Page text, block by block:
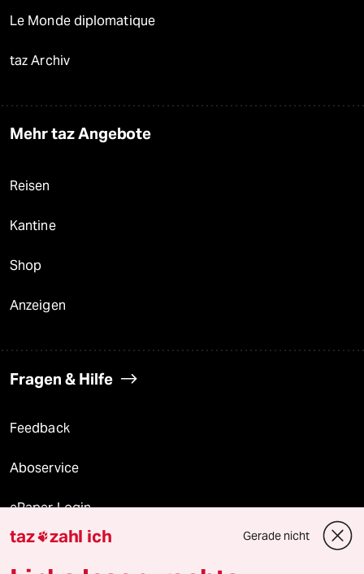
Le Monde diplomatique
taz Archiv
Mehr taz Angebote
Reisen
Kantine
Shop
Anzeigen
Fragen & Hilfe
Feedback
Aboservice
ePaper Login
Downloads für Abonnierende
taz zahl ich Gerade nicht